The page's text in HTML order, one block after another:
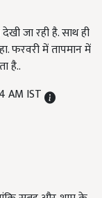
जा रही है. साथ ही
फरवरी में तापमान में
है..
AM IST